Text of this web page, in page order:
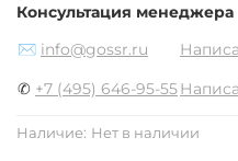
Наличие: Нет в наличии
Консультация менеджера
✉ info@gossr.ru
✆ +7 (495) 646-95-55